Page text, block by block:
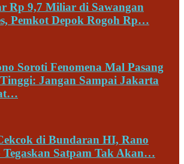
Rp 9,7 Miliar di Sawangan
Pemkot Depok Rogoh Rp…
Soroti Fenomena Mal Pasang
Jangan Sampai Jakarta
di Bundaran HI, Rano
Satpam Tak Akan…